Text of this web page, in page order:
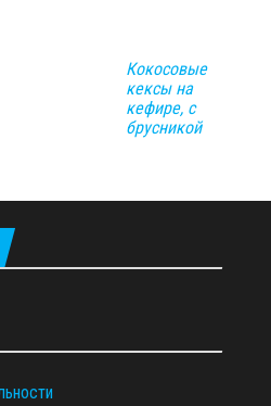
Кокосовые
кексы на
кефире, с
брусникой